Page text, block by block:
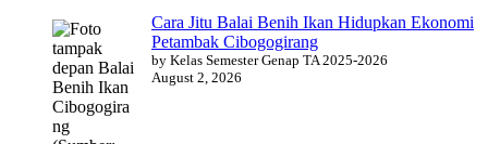
Cara Jitu Balai Benih Ikan Hidupkan Ekonomi
Petambak Cibogogirang
by Kelas Semester Genap TA 2025-2026
August 2, 2026